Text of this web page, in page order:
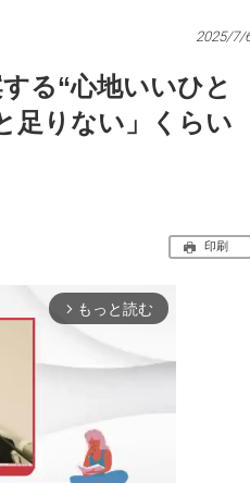
2025/7/
る“心地いいひと
足りない」くらい
印刷
arrow_forward_ios もっと読む